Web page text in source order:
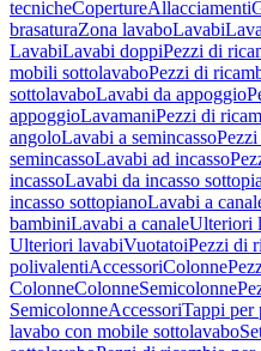
tecnicheCopertureAllacciamenti
brasaturaZona lavaboLavabi
LavabiLavabi doppiPezzi di
mobili sottolavaboPezzi di
sottolavaboLavabi da appoggio
appoggioLavamaniPezzi di
angoloLavabi a semincasso
semincassoLavabi ad incasso
incassoLavabi da incasso
incasso sottopianoLavabi a
bambiniLavabi a canaleUlteriori
Ulteriori lavabiVuotatoiPezzi di
polivalentiAccessoriColonne
ColonneColonneSemicolonne
SemicolonneAccessoriTappi per
lavabo con mobile sottolavabo